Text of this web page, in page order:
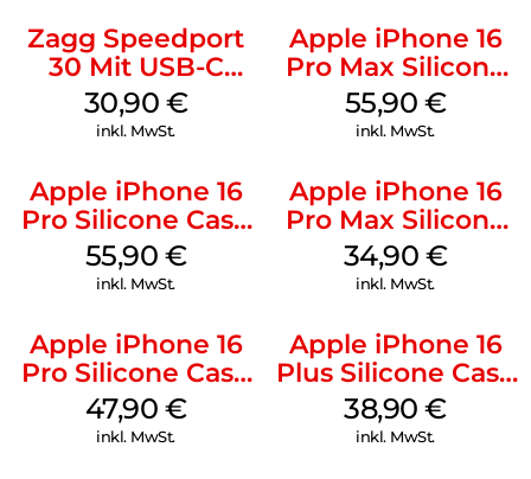
Zagg Speedport
30 Mit USB-C
Kabel Weiß
30,90 €
inkl. MwSt.
Apple iPhone 16
Pro Max Silicone
Case MagSafe
Stone Gray
55,90 €
inkl. MwSt.
Apple iPhone 16
Pro Silicone Case
MagSafe Stone
Gray
55,90 €
inkl. MwSt.
Apple iPhone 16
Pro Max Silicone
Case MagSafe
Denim
34,90 €
inkl. MwSt.
Apple iPhone 16
Pro Silicone Case
MagSafe Denim
47,90 €
inkl. MwSt.
Apple iPhone 16
Plus Silicone Case
MagSafe Denim
38,90€
inkl. MwSt.